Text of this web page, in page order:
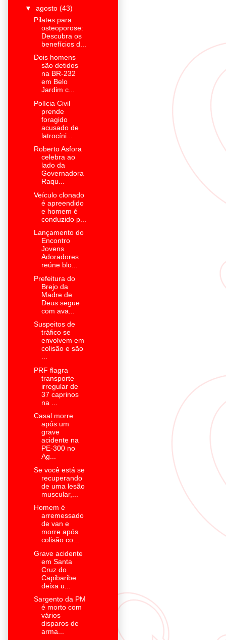
▼ agosto (43)
Pilates para
osteoporose:
Descubra os
benefícios d...
Dois homens
são detidos
na BR-232
em Belo
Jardim c...
Polícia Civil
prende
foragido
acusado de
latrocíni...
Roberto Asfora
celebra ao
lado da
Governadora
Raqu...
Veículo clonado
é apreendido
e homem é
conduzido p...
Lançamento do
Encontro
Jovens
Adoradores
reúne blo...
Prefeitura do
Brejo da
Madre de
Deus segue
com ava...
Suspeitos de
tráfico se
envolvem em
colisão e são
...
PRF flagra
transporte
irregular de
37 caprinos
na ...
Casal morre
após um
grave
acidente na
PE-300 no
Ag...
Se você está se
recuperando
de uma lesão
muscular,...
Homem é
arremessado
de van e
morre após
colisão co...
Grave acidente
em Santa
Cruz do
Capibaribe
deixa u...
Sargento da PM
é morto com
vários
disparos de
arma...